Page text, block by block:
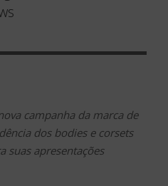
campanha da marca de
dos bodies e corsets
suas apresentações